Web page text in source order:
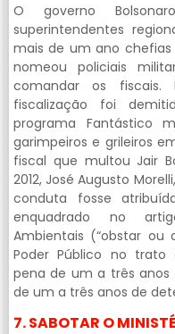
O governo
superintendentes
mais de um ano
nomeou policiais
comandar os
fiscalização foi
programa Fantástico
garimpeiros e grileiros
fiscal que multou Jair
2012, José Augusto
conduta fosse
enquadrado no
Ambientais (“obstar ou
Poder Público no trato
pena de um a três
de um a três anos de
7. SABOTAR O